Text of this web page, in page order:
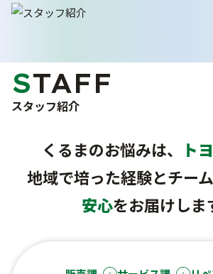
くるまを探す
中古車在庫一覧
バリューパック
くるま買い取り査定
ご購入から納車まで
カーケア
洗車サービス
カーコーティング
車検
点検・一般修理
サポート
よくあるご質問
STAFF
スタッフ紹介
くるまのお悩みは、 ト
地域で培った経験とチーム
安心をお届けしま